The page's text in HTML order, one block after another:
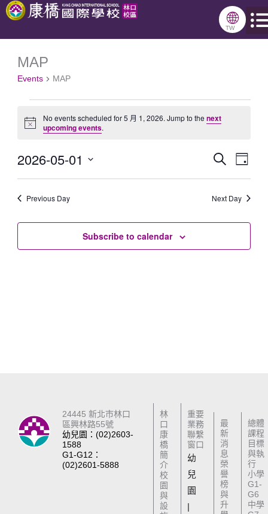
跳
🌐
TW
MAP
Events MAP
Events
for
月
2026
Notice
No events scheduled for 5 月 1, 2026. Jump to the next
upcoming events.
Events
Search
and
SearchEvent
Day
2026-05-01
Select
date.
Previous Day Next Day
Subscribe to calendar
24445 新北市林口
區興林路55號
幼兒園：(02)2603-
1588
G1-G12：
(02)2601-5888
林
口
康
橋
簡
介
校
園
與
設
重要
業務
聯繫
窗口
幼
兒
園
|
最
新
消
息
榮
譽
榜
與
升
總體
課程
目標
與執
行
小學
G1-
G6
中學